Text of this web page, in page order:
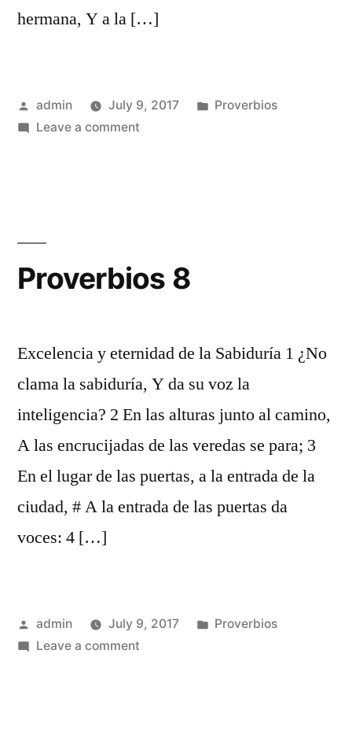
hermana, Y a la […]
Posted
by
admin July 9, 2017
Posted
Proverbios
Leave a commenton
Proverbios 8
Excelencia y eternidad de la Sabiduría 1 ¿No
clama la sabiduría, Y da su voz la
inteligencia? 2 En las alturas junto al camino,
A las encrucijadas de las veredas se para; 3
En el lugar de las puertas, a la entrada de la
ciudad, # A la entrada de las puertas da
voces: 4 […]
Posted
by
admin July 9, 2017
Posted
Proverbios
Leave a commenton